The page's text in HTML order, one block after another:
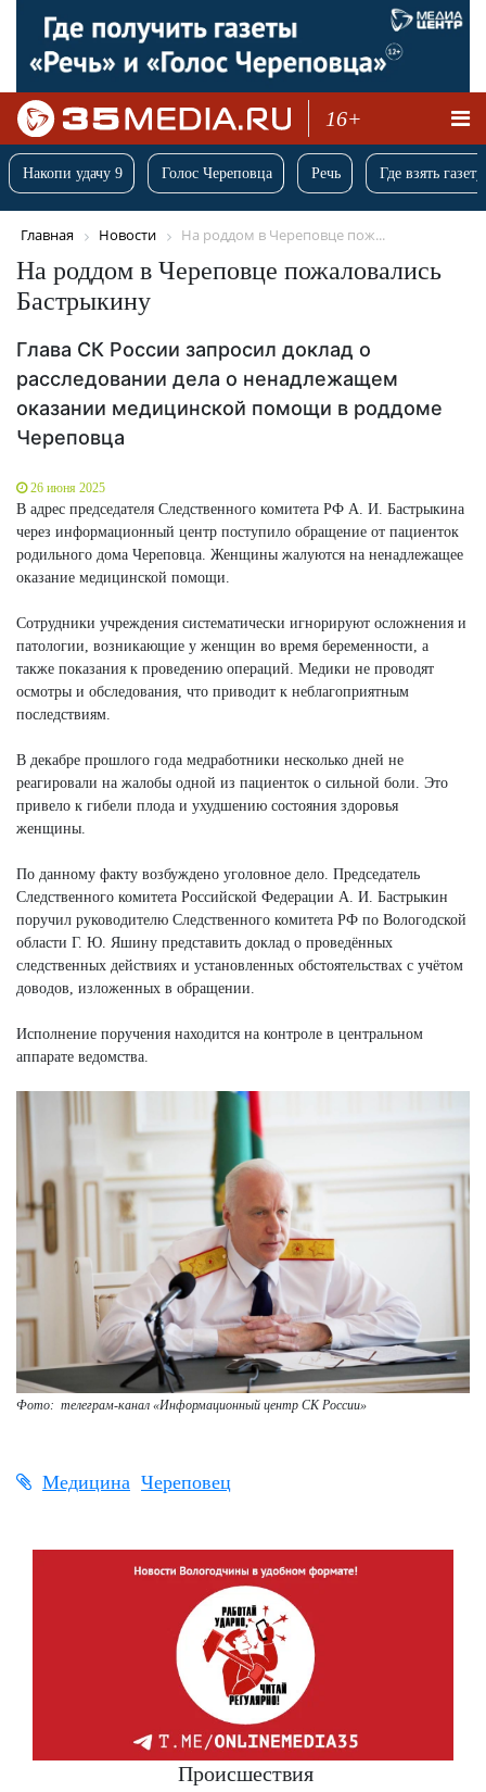
16+
Накопи удачу 9 Голос Череповца Речь Где взять
Главная Новости На роддом в Череповце пож...
На роддом в Череповце пожаловались
Бастрыкину
Глава СК России запросил доклад о
расследовании дела о ненадлежащем
оказании медицинской помощи в роддоме
Череповца
26 июня 2025
В адрес председателя Следственного комитета РФ А. И. Бастрыкина
через информационный центр поступило обращение от пациенток
родильного дома Череповца. Женщины жалуются на ненадлежащее
оказание медицинской помощи.
Сотрудники учреждения систематически игнорируют осложнения и
патологии, возникающие у женщин во время беременности, а
также показания к проведению операций. Медики не проводят
осмотры и обследования, что приводит к неблагоприятным
последствиям.
В декабре прошлого года медработники несколько дней не
реагировали на жалобы одной из пациенток о сильной боли. Это
привело к гибели плода и ухудшению состояния здоровья
женщины.
По данному факту возбуждено уголовное дело. Председатель
Следственного комитета Российской Федерации А. И. Бастрыкин
поручил руководителю Следственного комитета РФ по Вологодской
области Г. Ю. Яшину представить доклад о проведённых
следственных действиях и установленных обстоятельствах с учётом
доводов, изложенных в обращении.
Исполнение поручения находится на контроле в центральном
аппарате ведомства.
Фото: телеграм-канал «Информационный центр СК России»
Медицина Череповец
Происшествия